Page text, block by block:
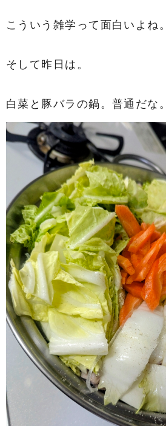
こういう雑学って面白いよね。
そして昨日は。
白菜と豚バラの鍋。普通だな。